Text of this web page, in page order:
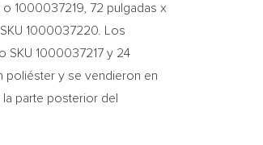
1000037219, 72 pulgadas x
1000037220. Los
SKU 1000037217 y 24
poliéster y se vendieron en
parte posterior del